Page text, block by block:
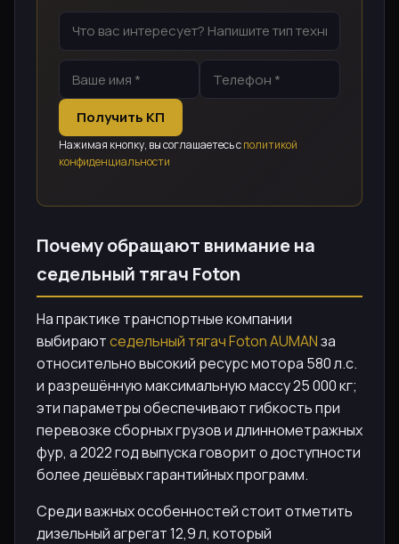
Получить КП
Нажимая кнопку, вы соглашаетесь сполитикой
конфиденциальности
Почему обращают внимание на
седельный тягач Foton
На практике транспортные компании
выбираютседельный тягач Foton AUMANза
относительно высокий ресурс мотора 580 л.с.
и разрешённую максимальную массу 25 000 кг;
эти параметры обеспечивают гибкость при
перевозке сборных грузов и длиннометражных
фур, а 2022 год выпуска говорит о доступности
более дешёвых гарантийных программ.
Среди важных особенностей стоит отметить
дизельный агрегат 12,9 л, который